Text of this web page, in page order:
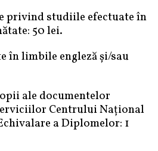
privind studiile efectuate în
50 lei.
în limbile engleză și/sau
ale documentelor
Centrului Național
a Diplomelor: 1